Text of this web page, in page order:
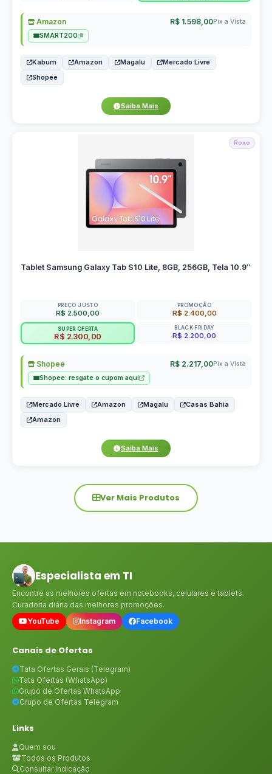
Amazon R$ 1.598,00Pix a Vista
SMART200
Kabum Amazon Magalu
Mercado Livre
Shopee
Saiba Mais
Roxo
Tablet Samsung Galaxy Tab S10 Lite, 8GB, 256GB, Tela 10.9″
PREÇO JUSTO
R$ 2.500,00
PROMOÇÃO
R$ 2.400,00
SUPER OFERTA
R$ 2.300,00
BLACK FRIDAY
R$ 2.200,00
Shopee R$ 2.217,00Pix a Vista
Shopee: resgate o cupom aqui
Mercado Livre Amazon Magalu
Casas Bahia
Amazon
Saiba Mais
Ver Mais Produtos
Especialista em TI
Encontre as melhores ofertas em notebooks, celulares e tablets.
Curadoria diária das melhores promoções.
YouTube
Instagram Facebook
Canais de Ofertas
Tata Ofertas Gerais (Telegram)
Tata Ofertas (WhatsApp)
Grupo de Ofertas WhatsApp
Grupo de Ofertas Telegram
Links
Quem sou
Todos os Produtos
Consultar Indicação